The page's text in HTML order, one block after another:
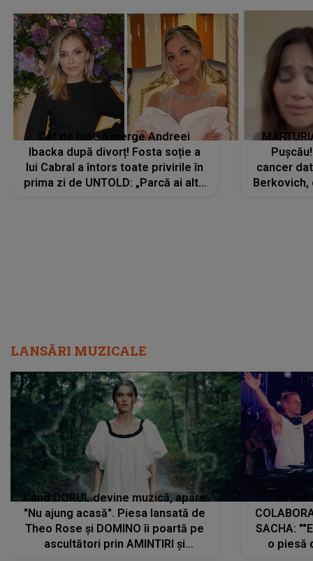
Cât de bine îi merge Andreei
Ibacka după divorț! Fosta soție a
lui Cabral a întors toate privirile în
prima zi de UNTOLD: „Parcă ai altă
cancer
Berkovich,
LANSĂRI MUZICALE
Când DORUL devine muzică, apare
"Nu ajung acasă". Piesa lansată de
Theo Rose și DOMINO îi poartă pe
ascultători prin AMINTIRI și
SACHA:
o piesă